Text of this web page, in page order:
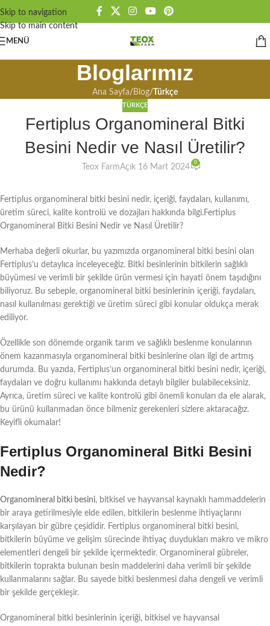
Skip to navigation
Skip to main content
MENÜ
Bloglarımız
Ana Sayfa/ Blog/ Türkçe
TÜRKÇE
Fertiplus Organomineral Bitki
Besini Nedir ve Nasıl Üretilir?
Teox FarmAçık 16 Mart 2024
0
Fertiplus organomineral bitki besini nedir, içeriği, faydaları, kullanımı,
üretim süreci, kalite kontrolü ve dozajları hakkında bilgi.Fertiplus
Organomineral Bitki Besini Nedir ve Nasıl Üretilir?
Merhaba değerli okurlar, bu yazımızda organomineral bitki besini olan
Fertiplus’u detaylıca inceleyeceğiz. Bitki besinlerinin bitkilerin sağlıklı
büyümesi ve verimli bir şekilde ürün vermesi için hayati önem taşıdığını
biliyoruz. Bu sebeple, organomineral bitki besinlerinin içeriği, faydaları,
nasıl kullanılması gerektiği ve üretim süreci gibi konular oldukça merak
ediliyor.
Özellikle son dönemde organik tarım ve sağlıklı beslenme konularının
önem kazanmasıyla organomineral bitki besinlerine olan ilgi de artmış
durumda. Bu yazıda, Fertiplus’un organomineral bitki besini nedir, içeriği,
faydaları ve doğru kullanımı hakkında detaylı bilgiler bulabileceksiniz.
Ayrıca, üretim süreci ve kalite kontrolü gibi önemli konuları da ele alarak,
bu ürünü kullanmadan önce bilmeniz gerekenleri sizlere aktaracağız.
Keyifli okumalar!
Fertiplus Organomineral Bitki Besini
Nedir?
Organomineral bitki besini, bitkisel ve hayvansal kaynaklı hammaddelerin
bir araya getirilmesiyle elde edilen, bitkilerin beslenme ihtiyaçlarını
karşılayan bir gübre çeşididir. Fertiplus organomineral bitki besini,
bitkilerin büyüme ve gelişim sürecinde ihtiyaç duydukları makro ve mikro
elementleri dengeli bir şekilde içermektedir. Organomineral gübreler,
bitkilerin toprakta bulunan besin maddelerini daha verimli bir şekilde
kullanmalarını sağlar. Bu sayede bitki beslenmesi daha dengeli ve verimli
bir şekilde gerçekleşir.
Organomineral bitki besinlerinin içeriği, bitkisel ve hayvansal